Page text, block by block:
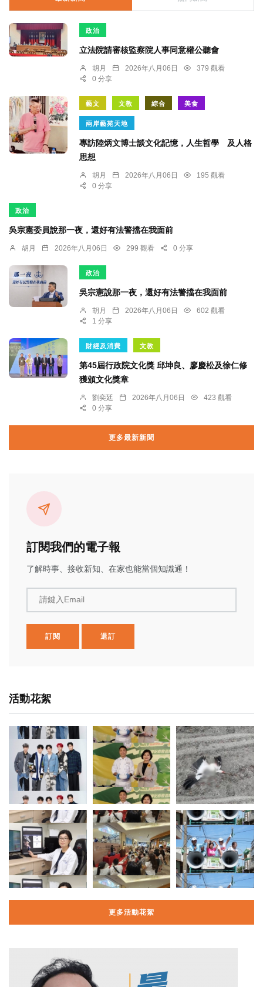
政治
立法院請審核監察院人事同意權公聽會
胡月 2026年八月06日
379 觀看
0 分享
藝文 文教 綜合 美食
兩岸藝苑天地
專訪陸炳文博士談文化記憶，人生哲學 及人格
思想
胡月 2026年八月06日
195 觀看
0 分享
政治
吳宗憲委員說那一夜，還好有法警擋在我面前
胡月 2026年八月06日 299 觀看 0 分享
政治
吳宗憲說那一夜，還好有法警擋在我面前
胡月 2026年八月06日
602 觀看
1 分享
財經及消費 文教
第45屆行政院文化獎 邱坤良、廖慶松及徐仁修
獲頒文化獎章
劉奕廷 2026年八月06日
423 觀看
0 分享
更多最新新聞
訂閱我們的電子報
了解時事、接收新知、在家也能當個知識通！
請鍵入Email
訂閱 退訂
活動花絮
更多活動花絮